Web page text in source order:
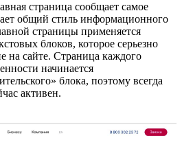
страница сообщает самое
общий стиль информационного
страницы применяется
блоков, которое серьезно
на сайте. Страница каждого
начинается
блока, поэтому всегда
активен.